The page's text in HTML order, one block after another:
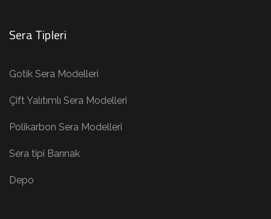
Sera Tipleri
Gotik Sera Modelleri
Çift Yalıtımlı Sera Modelleri
Polikarbon Sera Modelleri
Sera tipi Barınak
Depo